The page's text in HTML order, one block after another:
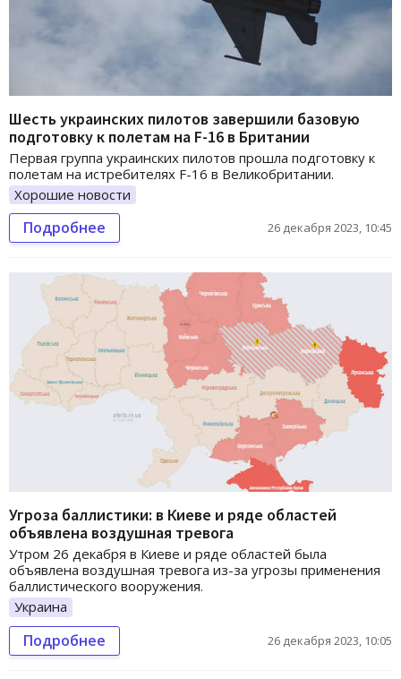
Шесть украинских пилотов завершили базовую
подготовку к полетам на F-16 в Британии
Первая группа украинских пилотов прошла подготовку к
полетам на истребителях F-16 в Великобритании.
Хорошие новости
Подробнее 26 декабря 2023, 10:45
Угроза баллистики: в Киеве и ряде областей
объявлена воздушная тревога
Утром 26 декабря в Киеве и ряде областей была
объявлена воздушная тревога из-за угрозы применения
баллистического вооружения.
Украина
Подробнее 26 декабря 2023, 10:05